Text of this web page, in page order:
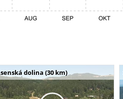
dolina (30 km)